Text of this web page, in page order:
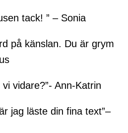
tack! ” – Sonia
på känslan. Du är grym
vidare?”- Ann-Katrin
jag läste din fina text”–